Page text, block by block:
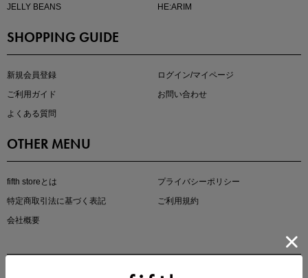
大人の着映えアイテム5選
マストバイアイテム
JELLY BEANS
HE:ARIM
SHOPPING GUIDE
新規会員登録
ログイン/マイページ
ご利用ガイド
お問い合わせ
よくある質問
OTHER MENU
fifth storeとは
プライバシーポリシー
特定商取引法に基づく表記
ご利用規約
会社概要